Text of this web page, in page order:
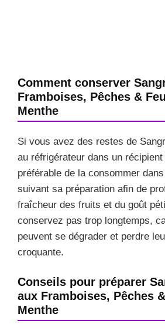
Comment conserver
Framboises, Pêches &
Menthe
Si vous avez des restes de
au réfrigérateur dans un
préférable de la consommer
suivant sa préparation afin de
fraîcheur des fruits et du goût
conservez pas trop longtemps,
peuvent se dégrader et perdre
croquante.
Conseils pour préparer
aux Framboises, Pêches
Menthe